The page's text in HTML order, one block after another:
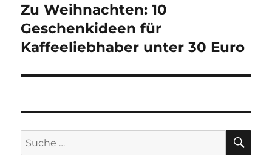
Nächster
Beitrag:
Zu Weihnachten: 10
Geschenkideen für
Kaffeeliebhaber unter 30 Euro
Suche
nach: